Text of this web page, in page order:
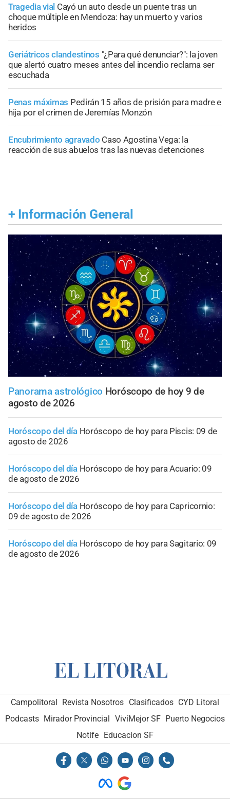
Tragedia vial Cayó un auto desde un puente tras un
choque múltiple en Mendoza: hay un muerto y varios
heridos
Geriátricos clandestinos "¿Para qué denunciar?": la joven
que alertó cuatro meses antes del incendio reclama ser
escuchada
Penas máximas Pedirán 15 años de prisión para madre e
hija por el crimen de Jeremías Monzón
Encubrimiento agravado Caso Agostina Vega: la
reacción de sus abuelos tras las nuevas detenciones
+ Información General
Panorama astrológico Horóscopo de hoy 9 de
agosto de 2026
Horóscopo del día Horóscopo de hoy para Piscis: 09 de
agosto de 2026
Horóscopo del día Horóscopo de hoy para Acuario: 09
de agosto de 2026
Horóscopo del día Horóscopo de hoy para Capricornio:
09 de agosto de 2026
Horóscopo del día Horóscopo de hoy para Sagitario: 09
de agosto de 2026
Campolitoral Revista Nosotros Clasificados CYD Litoral
Podcasts Mirador Provincial VivíMejor SF Puerto Negocios
Notife
Educacion SF